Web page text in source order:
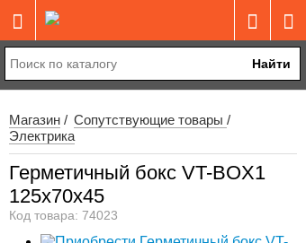
Найти
Магазин
Сопутствующие товары
Электрика
Герметичный бокс VT-BOX1
125x70x45
Код товара: 74023